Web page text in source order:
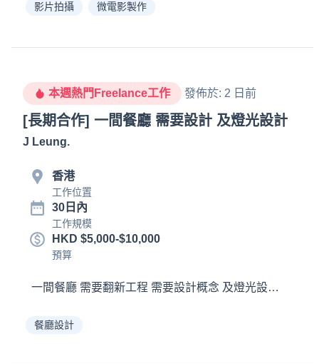
影片拍攝 微電影製作
本週熱門Freelance工作 發佈於: 2 日前
[長期合作] 一間餐廳 需要設計 及燈光設計
J Leung.
香港
工作位置
30日內
工作規模
HKD $5,000-$10,000
預算
一間餐廳 需要翻新工程 需要設計概念 及燈光設計 火鍋店
餐廳設計